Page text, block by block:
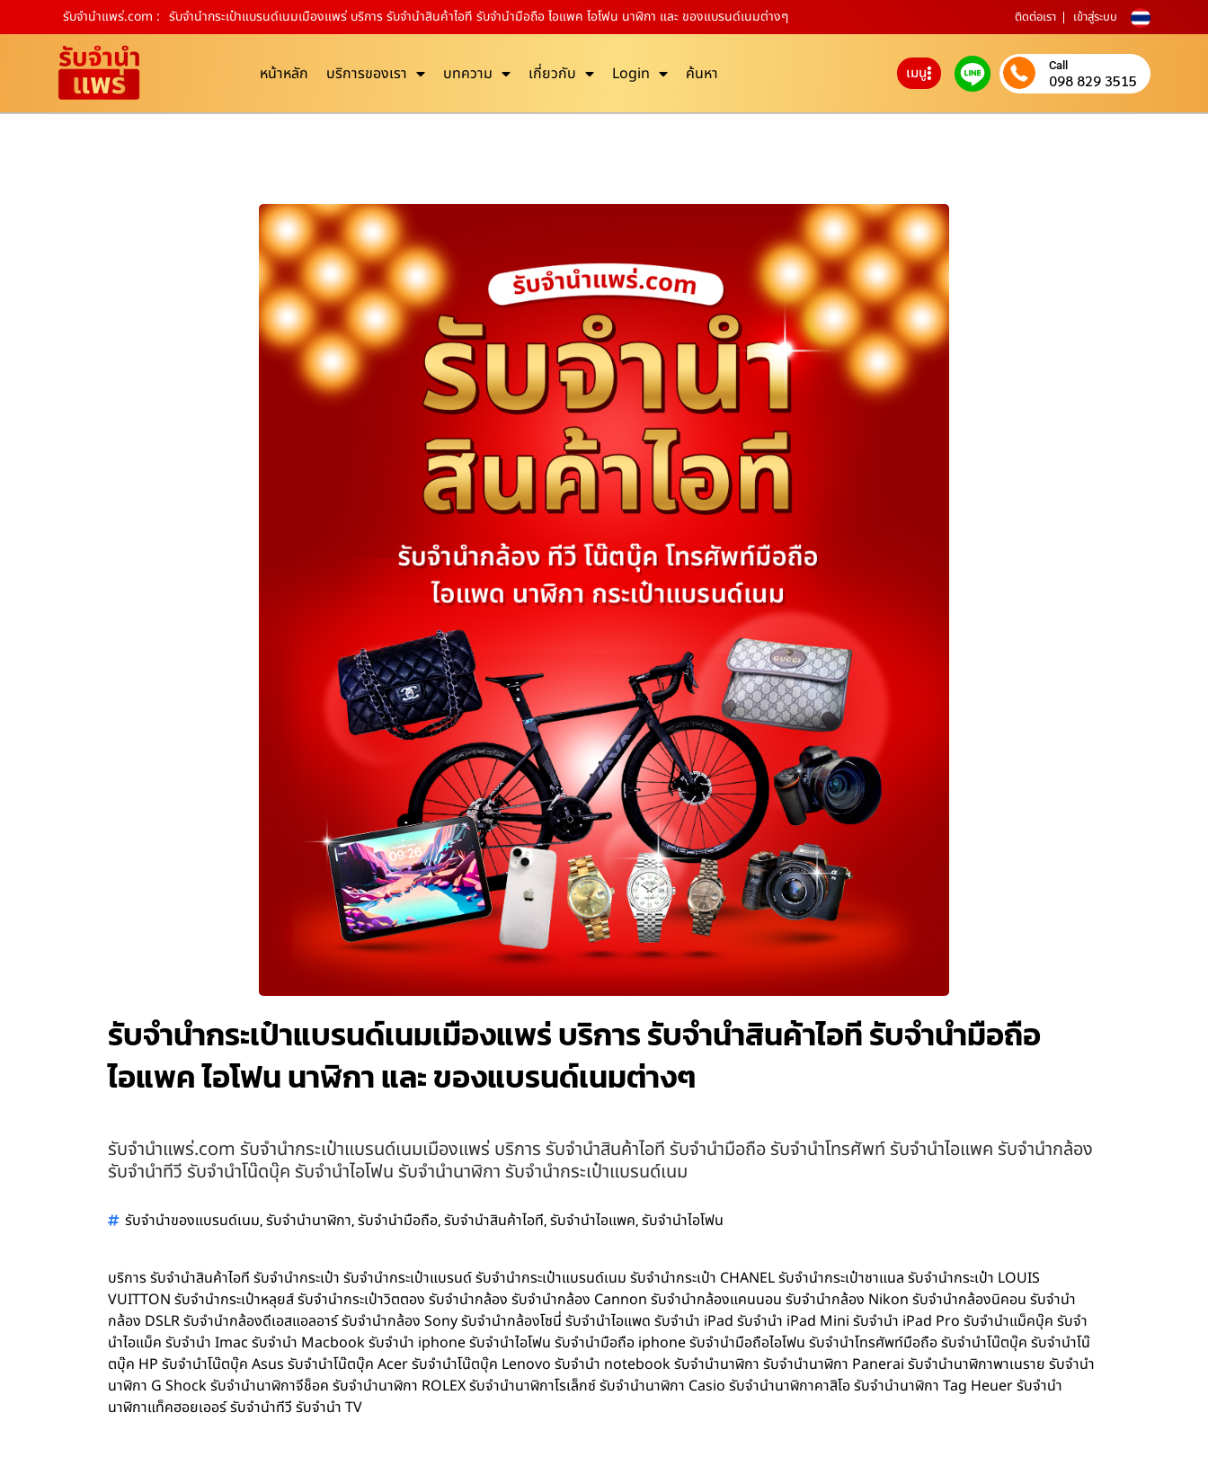
รับจํานําแพร่.com : รับจำนำกระเป๋าแบรนด์เนมเมืองแพร่ บริการ รับจำนำสินค้าไอที รับจำนำมือถือ ไอแพค ไอโฟน นาฬิกา และ ของแบรนด์เนมต่างๆ ติดต่อเรา เข้าสู่ระบบ
หน้าหลัก บริการของเรา บทความ เกี่ยวกับ Login ค้นหา เมนู Call
098 829 3515
รับจำนำกระเป๋าแบรนด์เนมเมืองแพร่ บริการ รับจำนำสินค้าไอที รับจำนำมือถือ
ไอแพค ไอโฟน นาฬิกา และ ของแบรนด์เนมต่างๆ
รับจํานําแพร่.com รับจำนำกระเป๋าแบรนด์เนมเมืองแพร่ บริการ รับจำนำสินค้าไอที รับจำนำมือถือ รับจำนำโทรศัพท์ รับจำนำไอแพค รับจำนำกล้อง
รับจำนำทีวี รับจำนำโน๊ดบุ๊ค รับจำนำไอโฟน รับจำนำนาฬิกา รับจำนำกระเป๋าแบรนด์เนม
รับจำนำของแบรนด์เนม,รับจำนำนาฬิกา,รับจำนำมือถือ,รับจำนำสินค้าไอที,รับจำนำไอแพค,รับจำนำไอโฟน
บริการ รับจำนำสินค้าไอที รับจำนำกระเป๋า รับจำนำกระเป๋าแบรนด์ รับจำนำกระเป๋าแบรนด์เนม รับจำนำกระเป๋า CHANEL รับจำนำกระเป๋าชาแนล รับจำนำกระเป๋า LOUIS
VUITTON รับจำนำกระเป๋าหลุยส์ รับจำนำกระเป๋าวิตตอง รับจำนำกล้อง รับจำนำกล้อง Cannon รับจำนำกล้องแคนนอน รับจำนำกล้อง Nikon รับจำนำกล้องนิคอน รับจำนำ
กล้อง DSLR รับจำนำกล้องดีเอสแอลอาร์ รับจำนำกล้อง Sony รับจำนำกล้องโซนี่ รับจำนำไอแพด รับจำนำ iPad รับจำนำ iPad Mini รับจำนำ iPad Pro รับจำนำแม็คบุ๊ค รับจำ
นำไอแม็ค รับจำนำ Imac รับจำนำ Macbook รับจำนำ iphone รับจำนำไอโฟน รับจำนำมือถือ iphone รับจำนำมือถือไอโฟน รับจำนำโทรศัพท์มือถือ รับจำนำโน๊ตบุ๊ค รับจำนำโน๊
ตบุ๊ค HP รับจำนำโน๊ตบุ๊ค Asus รับจำนำโน๊ตบุ๊ค Acer รับจำนำโน๊ตบุ๊ค Lenovo รับจำนำ notebook รับจำนำนาฬิกา รับจำนำนาฬิกา Panerai รับจำนำนาฬิกาพาเนราย รับจำนำ
นาฬิกา G Shock รับจำนำนาฬิกาจีช็อค รับจำนำนาฬิกา ROLEX รับจำนำนาฬิกาโรเล็กซ์ รับจำนำนาฬิกา Casio รับจำนำนาฬิกาคาสิโอ รับจำนำนาฬิกา Tag Heuer รับจำนำ
นาฬิกาแท็คฮอยเออร์ รับจำนำทีวี รับจำนำ TV